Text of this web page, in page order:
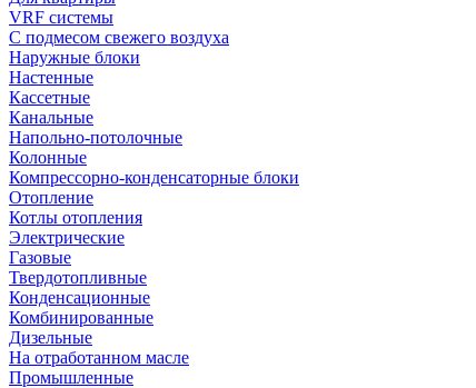
VRF системы
С подмесом свежего воздуха
Наружные блоки
Настенные
Кассетные
Канальные
Напольно-потолочные
Колонные
Компрессорно-конденсаторные блоки
Отопление
Котлы отопления
Электрические
Газовые
Твердотопливные
Конденсационные
Комбинированные
Дизельные
На отработанном масле
Промышленные